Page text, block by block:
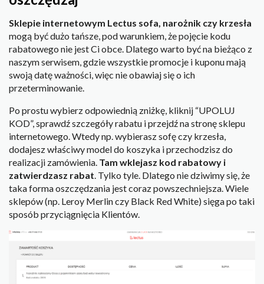
Sklepie internetowym Lectus sofa, narożnik czy krzesła
mogą być dużo tańsze, pod warunkiem, że pojęcie kodu
rabatowego nie jest Ci obce. Dlatego warto być na bieżąco z
naszym serwisem, gdzie wszystkie promocje i kuponu mają
swoją datę ważności, więc nie obawiaj się o ich
przeterminowanie.
Po prostu wybierz odpowiednią zniżkę, kliknij “UPOLUJ
KOD”, sprawdź szczegóły rabatu i przejdź na stronę sklepu
internetowego. Wtedy np. wybierasz sofę czy krzesła,
dodajesz właściwy model do koszyka i przechodzisz do
realizacji zamówienia. Tam wklejasz kod rabatowy i
zatwierdzasz rabat. Tylko tyle. Dlatego nie dziwimy się, że
taka forma oszczędzania jest coraz powszechniejsza. Wiele
sklepów (np. Leroy Merlin czy Black Red White) sięga po taki
sposób przyciągnięcia Klientów.